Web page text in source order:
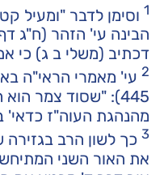
1וסימן לדבר "ומעיל
הבינה עי' הזהר (ח"ג
דכתיב (משלי ב ג) כי
2עי' מאמרי הראי"ה
445): "שסוד צמר
מהנהגת העוה"ז כדאי'
3כך לשון הרב בגזירה
את האור השני